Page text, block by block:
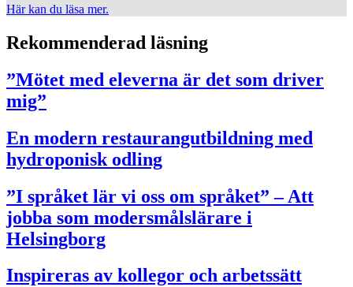
Här kan du läsa mer.
Rekommenderad läsning
”Mötet med eleverna är det som driver
mig”
En modern restaurangutbildning med
hydroponisk odling
”I språket lär vi oss om språket” – Att
jobba som modersmålslärare i
Helsingborg
Inspireras av kollegor och arbetssätt